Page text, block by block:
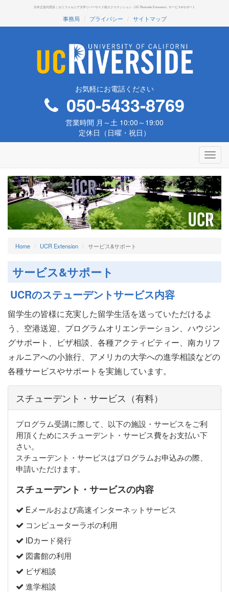
日本正規代理店｜カリフォルニア大学リバーサイド校エクステンション（UC Riverside Extension）サービス&サポート
事務局 プライバシー サイトマップ
お気軽にお電話ください
050-5433-8769
営業時間 月～土 10:00～19:00
定休日（日曜・祝日）
Home UCR Extension サービス&サポート
サービス&サポート
UCRのステューデントサービス内容
留学生の皆様に充実した留学生活を送っていただけるよ
う、空港送迎、プログラムオリエンテーション、ハウジン
グサポート、ビザ相談、各種アクティビティー、南カリフ
ォルニアへの小旅行、アメリカの大学への進学相談などの
各種サービスやサポートを実施しています。
スチューデント・サービス（有料）
プログラム受講に際して、以下の施設・サービスをご利
用頂くためにスチューデント・サービス費をお支払い下
さい。
スチューデント・サービスはプログラムお申込みの際、
申請いただけます。
スチューデント・サービスの内容
Eメールおよび高速インターネットサービス
コンピューターラボの利用
IDカード発行
図書館の利用
ビザ相談
進学相談